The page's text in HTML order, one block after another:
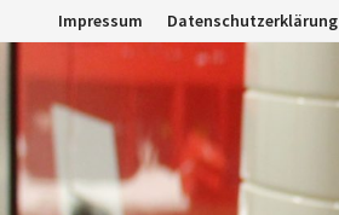
Inhalt
springen
Impressum Datenschutzerklärung